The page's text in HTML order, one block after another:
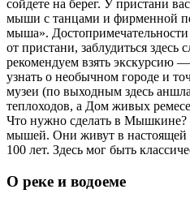
сойдете на берег. У пристани
мыши с танцами и фирменной
мыша».
от пристани, заблудиться
рекомендуем взять экскурсию
узнать о необычном городе и
музеи (по выходным здесь
теплоходов, а Дом живых
Что нужно сделать в Мышкине?
мышей. Они живут в настоящей
100 лет. Здесь мог быть
О реке и водоеме